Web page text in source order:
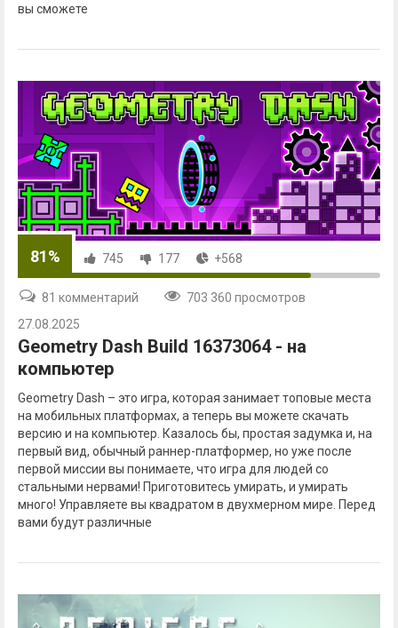
вы сможете
81% 745 177 +568
81 комментарий
703 360 просмотров
27.08.2025
Geometry Dash Build 16373064 - на
компьютер
Geometry Dash – это игра, которая занимает топовые места
на мобильных платформах, а теперь вы можете скачать
версию и на компьютер. Казалось бы, простая задумка и, на
первый вид, обычный раннер-платформер, но уже после
первой миссии вы понимаете, что игра для людей со
стальными нервами! Приготовитесь умирать, и умирать
много! Управляете вы квадратом в двухмерном мире. Перед
вами будут различные